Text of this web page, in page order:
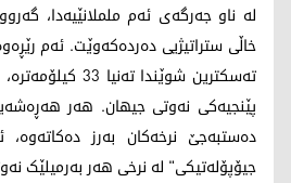
لە ناو جەرگەی ئەم ململانێیەدا،
خاڵی ستراتیژیی دەردەکەوێت. ئەم
تەسکترین شوێندا
پێنجیەکی نەوتی جیهان. هەر
دەستبەجێ نرخەکان بەرز
جیۆپۆلەتیکی" لە نرخی هەر بەرمیلێک